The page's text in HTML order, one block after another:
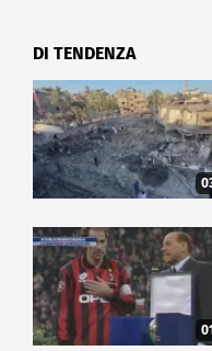
DI TENDENZA